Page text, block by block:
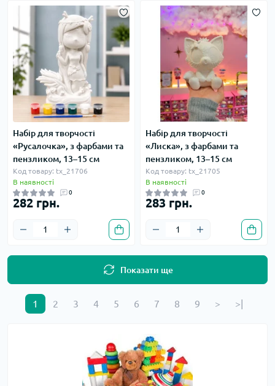
Набір для творчості
«Русалочка», з фарбами та
пензликом, 13–15 см
Код товару: tx_21706
В наявності
0
282 грн.
Набір для творчості
«Лиска», з фарбами та
пензликом, 13–15 см
Код товару: tx_21705
В наявності
0
283 грн.
Показати ще
1 2 3 4 5 6 7 8 9 > >|